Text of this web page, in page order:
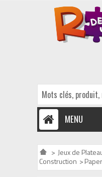
MENU
> Jeux de
Construction >